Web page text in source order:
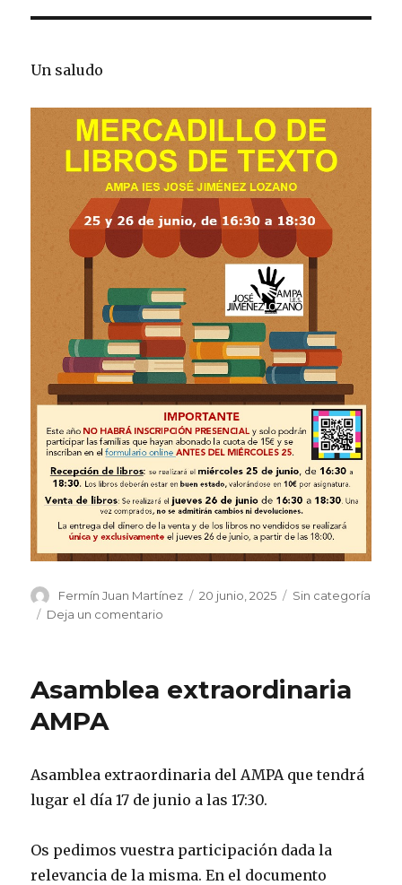
Un saludo
Autor
Fermín Juan Martínez
Publicado
20 junio, 2025 Categorías
Sin categoría
Deja un comentario
Asamblea extraordinaria
AMPA
Asamblea extraordinaria del AMPA que tendrá
lugar el día 17 de junio a las 17:30.
Os pedimos vuestra participación dada la
relevancia de la misma. En el documento